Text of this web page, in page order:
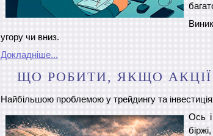
угору чи вниз.
Докладніше...
ЩО РОБИТИ, ЯКЩО АКЦІЇ
Найбільшою проблемою у трейдингу та
Ось і